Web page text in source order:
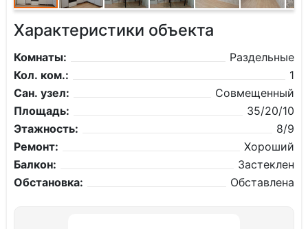
Характеристики объекта
Комнаты:
Раздельные
Кол. ком.:
1
Сан. узел:
Совмещенный
Площадь:
35/20/10
Этажность:
8/9
Ремонт:
Хороший
Балкон:
Застеклен
Обстановка:
Обставлена